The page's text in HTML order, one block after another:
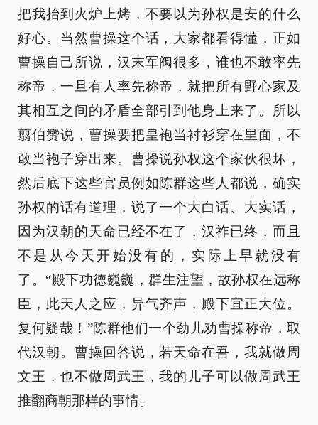
把我抬到火炉上烤，不要以为孙权是安的什么
好心。当然曹操这个话，大家都看得懂，正如
曹操自己所说，汉末军阀很多，谁也不敢率先
称帝，一旦有人率先称帝，就把所有野心家及
其相互之间的矛盾全部引到他身上来了。所以
翦伯赞说，曹操要把皇袍当衬衫穿在里面，不
敢当袍子穿出来。曹操说孙权这个家伙很坏，
然后底下这些官员例如陈群这些人都说，确实
孙权的话有道理，说了一个大白话、大实话，
因为汉朝的天命已经不在了，汉祚已终，而且
不是从今天开始没有的，实际上早就没有
了。“殿下功德巍巍，群生注望，故孙权在远称
臣，此天人之应，异气齐声，殿下宜正大位。
复何疑哉！”陈群他们一个劲儿劝曹操称帝，取
代汉朝。曹操回答说，若天命在吾，我就做周
文王，也不做周武王，我的儿子可以做周武王
推翻商朝那样的事情。